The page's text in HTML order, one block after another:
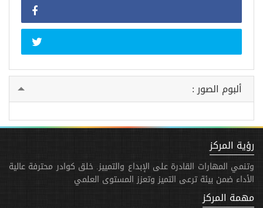
ألبوم الصور :
رؤية المركز
وتنمي المهارات القادرة على الإبداع والتمييز. خلق كوادر محترفة عالية
الأداء ضمن بيئة ترعى التميز وتعزز المستوى العلمي
مهمة المركز